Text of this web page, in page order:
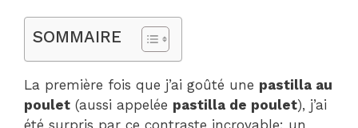
SOMMAIRE
La première fois que j’ai goûté une pastilla au
poulet (aussi appelée pastilla de poulet), j’ai